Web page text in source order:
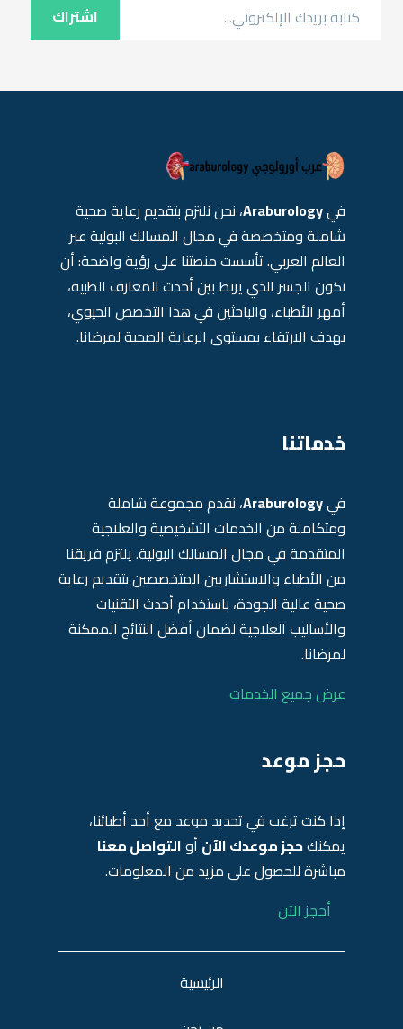
اشتراك
فيAraburology، نحن نلتزم بتقديم رعاية صحية
شاملة ومتخصصة في مجال المسالك البولية عبر
العالم العربي. تأسست منصتنا على رؤية واضحة: أن
نكون الجسر الذي يربط بين أحدث المعارف الطبية،
أمهر الأطباء، والباحثين في هذا التخصص الحيوي،
بهدف الارتقاء بمستوى الرعاية الصحية لمرضانا.
خدماتنا
فيAraburology، نقدم مجموعة شاملة
ومتكاملة من الخدمات التشخيصية والعلاجية
المتقدمة في مجال المسالك البولية. يلتزم فريقنا
من الأطباء والاستشاريين المتخصصين بتقديم رعاية
صحية عالية الجودة، باستخدام أحدث التقنيات
والأساليب العلاجية لضمان أفضل النتائج الممكنة
لمرضانا.
عرض جميع الخدمات
حجز موعد
إذا كنت ترغب في تحديد موعد مع أحد أطبائنا،
يمكنكحجز موعدك الآن أوالتواصل معنا
مباشرة للحصول على مزيد من المعلومات.
أحجز الآن
الرئيسية